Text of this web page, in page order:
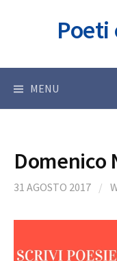
Poeti
MENU
Domenico
31 AGOSTO 2017 /